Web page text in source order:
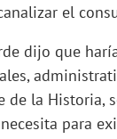
el
dijo que
de la
para